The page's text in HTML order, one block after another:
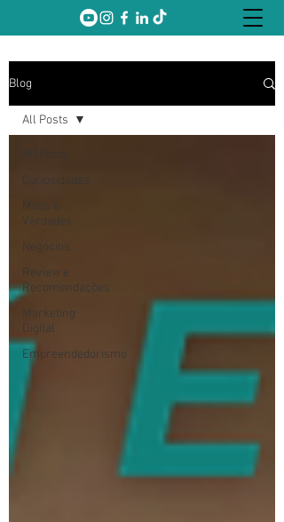
Blog
Curiosidades
Mitos e
Verdades
Negócios
Review e
Recomendações
Marketing
Digital
Empreendedorismo
All Posts